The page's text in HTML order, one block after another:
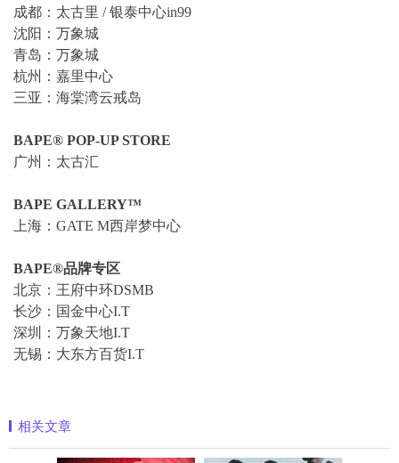
成都：太古里 / 银泰中心in99
沈阳：万象城
青岛：万象城
杭州：嘉里中心
三亚：海棠湾云戒岛
BAPE® POP-UP STORE
广州：太古汇
BAPE GALLERY™
上海：GATE M西岸梦中心
BAPE®品牌专区
北京：王府中环DSMB
长沙：国金中心I.T
深圳：万象天地I.T
无锡：大东方百货I.T
相关文章